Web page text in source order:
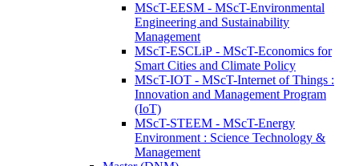
MScT-EESM - MScT-Environmental
Engineering and Sustainability
Management
MScT-ESCLiP - MScT-Economics for
Smart Cities and Climate Policy
MScT-IOT - MScT-Internet of Things :
Innovation and Management Program
(IoT)
MScT-STEEM - MScT-Energy
Environment : Science Technology &
Management